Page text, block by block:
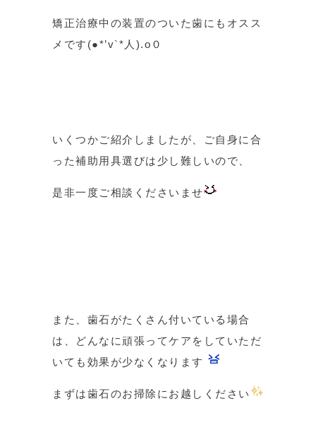
矯正治療中の装置のついた歯にもオスス
メです(●*’v`*人).o０
いくつかご紹介しましたが、ご自身に合
った補助用具選びは少し難しいので、
是非一度ご相談くださいませ
また、歯石がたくさん付いている場合
は、どんなに頑張ってケアをしていただ
いても効果が少なくなります
まずは歯石のお掃除にお越しください